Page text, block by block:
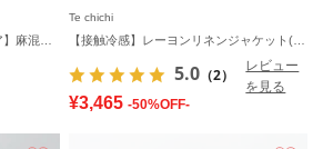
Te chichi
5.0 （2）
レビュー
を見る
¥3,465 -50%OFF-